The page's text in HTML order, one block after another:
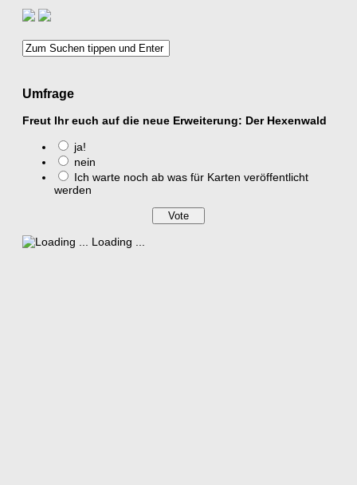
Umfrage
Freut Ihr euch auf die neue Erweiterung: Der Hexenwald
ja!
nein
Ich warte noch ab was für Karten veröffentlicht
werden
Loading ...